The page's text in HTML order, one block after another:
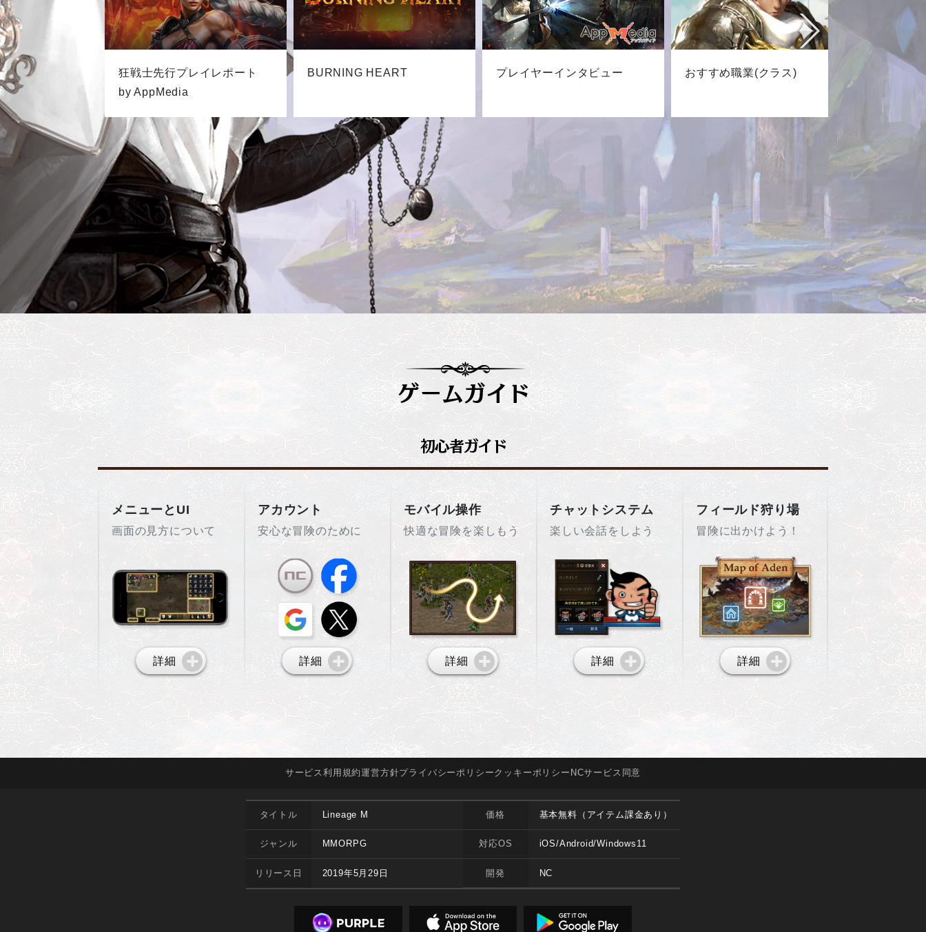
狂戦士先行プレイレポート
by AppMedia
BURNING HEART プレイヤーインタビュー おすすめ職業(クラス) 最新キ
メニューとUI
画面の見方について
詳細
アカウント
安心な冒険のために
詳細
モバイル操作
快適な冒険を楽しもう
詳細
チャットシステム
楽しい会話をしよう
詳細
フィールド狩り場
冒険に出かけよう！
詳細
サービス利用規約運営方針プライバシーポリシークッキーポリシー NCサービス 同意
タイトル Lineage M
ジャンル MMORPG
リリース日 2019年5月29日
価格 基本無料（アイテム課金あり）
対応OS iOS/Android/Windows11
開発 NC